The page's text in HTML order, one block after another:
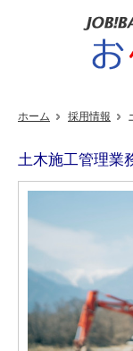
ホーム 採用情報
土木施工管理業